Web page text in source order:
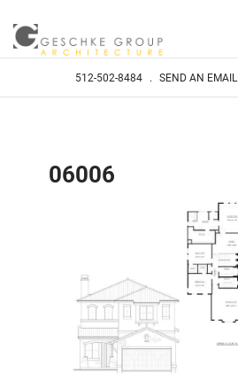
512-502-8484 . SEND AN EMAIL
06006